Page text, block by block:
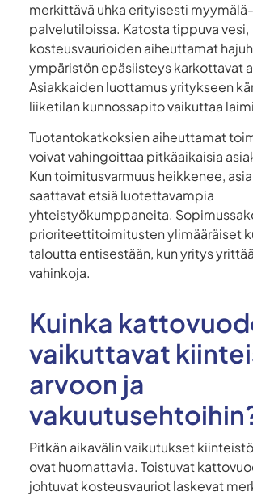
merkittävä uhka erityisesti
palvelutiloissa. Katosta tippuva vesi,
kosteusvaurioiden aiheuttamat
ympäristön epäsiisteys karkottavat
Asiakkaiden luottamus yritykseen
liiketilan kunnossapito vaikuttaa
Tuotantokatkoksien aiheuttamat
voivat vahingoittaa pitkäaikaisia
Kun toimitusvarmuus heikkenee,
saattavat etsiä luotettavampia
yhteistyökumppaneita.
prioriteettitoimitusten ylimääräiset
taloutta entisestään, kun yritys
vahinkoja.
Kuinka
vaikuttavat
arvoon ja
Pitkän aikavälin vaikutukset
ovat huomattavia. Toistuvat
johtuvat kosteusvauriot laskevat